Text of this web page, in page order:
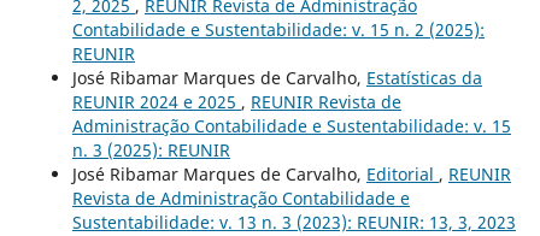
2, 2025 , REUNIR Revista de Administração
Contabilidade e Sustentabilidade: v. 15 n. 2 (2025):
REUNIR
José Ribamar Marques de Carvalho, Estatísticas da
REUNIR 2024 e 2025 , REUNIR Revista de
Administração Contabilidade e Sustentabilidade: v. 15
n. 3 (2025): REUNIR
José Ribamar Marques de Carvalho, Editorial , REUNIR
Revista de Administração Contabilidade e
Sustentabilidade: v. 13 n. 3 (2023): REUNIR: 13, 3, 2023